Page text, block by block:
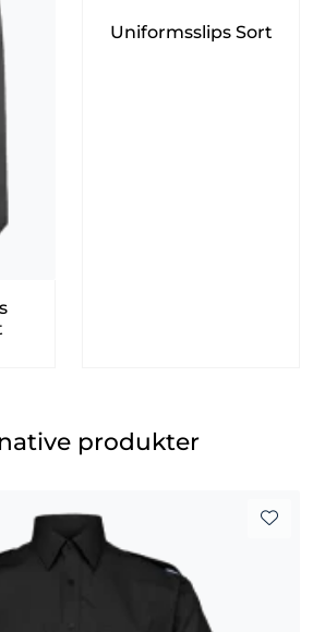
Uniformsslips Sort
produkter